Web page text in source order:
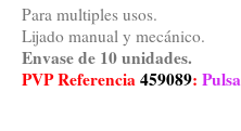
Para multiples usos.
Lijado manual y mecánico.
Envase de 10 unidades.
PVP Referencia459089: